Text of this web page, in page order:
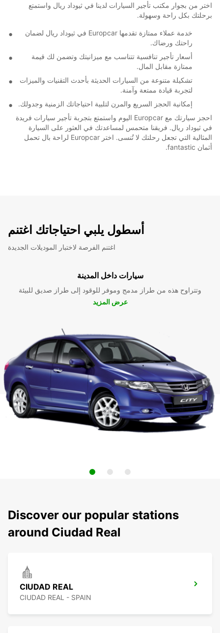
اختر من بجوار مكتب تأجير السيارات لدينا في ثيوداد ريال واستمتع
برحلتك بكل راحة وسهولة.
خدمة عملاء ممتازة تقدمها Europcar في ثيوداد ريال لضمان
راحتك ورضاك.
أسعار تأجير تنافسية تتناسب مع ميزانيتك وتضمن لك قيمة
ممتازة مقابل المال.
تشكيلة متنوعة من السيارات الحديثة بأحدث التقنيات والميزات
لتجربة قيادة ممتعة وآمنة.
إمكانية الحجز السريع والمرن لتلبية احتياجاتك الزمنية وجدولك.
احجز سيارتك مع Europcar اليوم واستمتع بتجربة تأجير سيارات فريدة
في ثيوداد ريال. فريقنا متحمس لمساعدتك في العثور على السيارة
المثالية التي تجعل رحلتك لا تُنسى. اختر Europcar لراحة بال تحمل
أثمان fantastic.
أسطول يلبي احتياجاتك اغتنم
اغتنم الفرصة لاختبار الموديلات الجديدة
سيارات داخل المدينة
وتتراوح هذه من طراز مدمج وموفر للوقود إلى طراز صديق للبيئة
عرض المزيد
Discover our popular stations
around Ciudad Real
CIUDAD REAL
CIUDAD REAL - SPAIN